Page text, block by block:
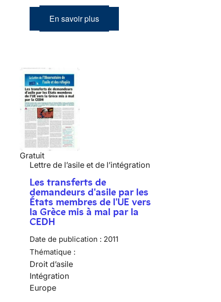
En savoir plus
Gratuit
Lettre de l’asile et de l’intégration
Les transferts de
demandeurs d'asile par les
États membres de l'UE vers
la Grèce mis à mal par la
CEDH
Date de publication : 2011
Thématique :
Droit d’asile
Intégration
Europe